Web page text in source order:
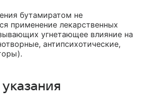
бутамиратом не
применение лекарственных
угнетающее влияние на
антипсихотические,